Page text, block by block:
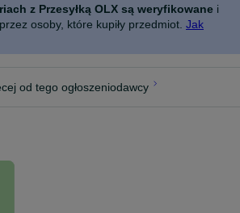
z Przesyłką OLX są weryfikowane i
osoby, które kupiły przedmiot. Jak
od tego ogłoszeniodawcy